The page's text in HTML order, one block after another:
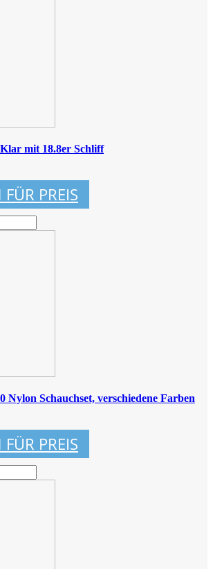
mit 18.8er Schliff
PREIS
Nylon Schauchset, verschiedene Farben
PREIS